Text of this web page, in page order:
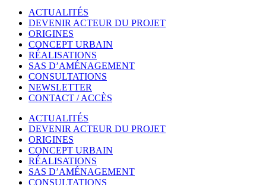
ACTUALITÉS
DEVENIR ACTEUR DU PROJET
ORIGINES
CONCEPT URBAIN
RÉALISATIONS
SAS D’AMÉNAGEMENT
CONSULTATIONS
NEWSLETTER
CONTACT / ACCÈS
ACTUALITÉS
DEVENIR ACTEUR DU PROJET
ORIGINES
CONCEPT URBAIN
RÉALISATIONS
SAS D’AMÉNAGEMENT
CONSULTATIONS